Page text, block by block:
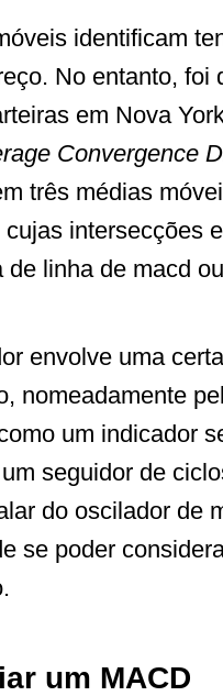
identificam
No entanto,
em Nova
Convergence
três médias
intersecções
de linha de macd
envolve uma
nomeadamente
um indicador
seguidor de
do oscilador de
se poder
um MACD